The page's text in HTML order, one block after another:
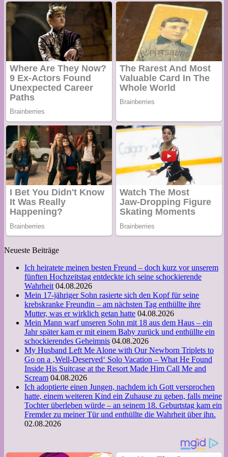
Neueste Beiträge
Ich heiratete meinen besten Freund – doch kurz vor unserem
fünften Hochzeitstag entdeckte ich seine schockierende
Wahrheit 04.08.2026
Mein 17-jähriger Sohn rasierte sich den Kopf für seine
krebskranke Freundin – am nächsten Tag enthüllte ihre
Mutter, was er wirklich getan hatte 04.08.2026
Mein Mann warf unseren Sohn mit 18 aus dem Haus – ein
Jahr später kam er mit einem Baby zurück und enthüllte ein
schockierendes Geheimnis 04.08.2026
My Husband Left Me Alone with Our Newborn Triplets to
Go on a ‚Well-Deserved‘ Solo Vacation – What He Found
Inside His Suitcase at the Resort Made Him Call Me and
Scream 04.08.2026
Ich adoptierte einen Jungen, nachdem ich Gott versprochen
hatte, einem weiteren Kind ein Zuhause zu geben, falls meine
Tochter überleben würde – an seinem 18. Geburtstag kam ein
Fremder zu meiner Tür und enthüllte die Wahrheit über ihn.
02.08.2026